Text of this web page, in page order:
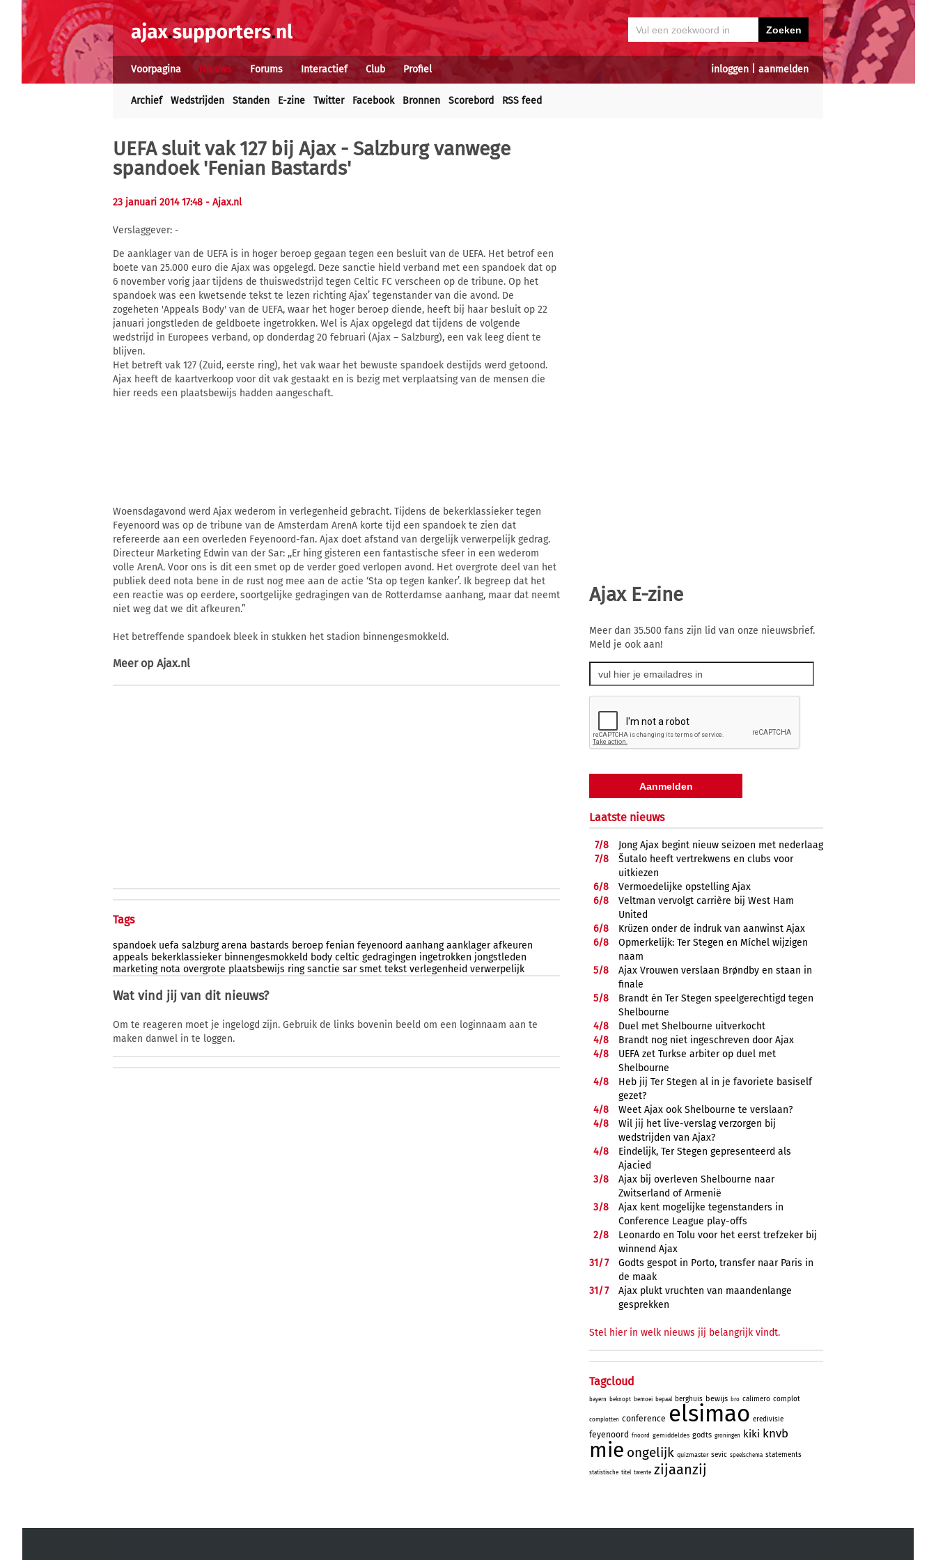
inloggen aanmelden
Voorpagina Nieuws Forums Interactief Club Profiel
Archief Wedstrijden Standen E-zine Twitter Facebook Bronnen Scorebord RSS feed
UEFA sluit vak 127 bij Ajax - Salzburg vanwege
spandoek 'Fenian Bastards'
23 januari 2014 17:48 - Ajax.nl
Verslaggever: -
De aanklager van de UEFA is in hoger beroep gegaan tegen een besluit van de UEFA. Het betrof een
boete van 25.000 euro die Ajax was opgelegd. Deze sanctie hield verband met een spandoek dat op
6 november vorig jaar tijdens de thuiswedstrijd tegen Celtic FC verscheen op de tribune. Op het
spandoek was een kwetsende tekst te lezen richting Ajax’ tegenstander van die avond. De
zogeheten 'Appeals Body' van de UEFA, waar het hoger beroep diende, heeft bij haar besluit op 22
januari jongstleden de geldboete ingetrokken. Wel is Ajax opgelegd dat tijdens de volgende
wedstrijd in Europees verband, op donderdag 20 februari (Ajax – Salzburg), een vak leeg dient te
blijven.
Het betreft vak 127 (Zuid, eerste ring), het vak waar het bewuste spandoek destijds werd getoond.
Ajax heeft de kaartverkoop voor dit vak gestaakt en is bezig met verplaatsing van de mensen die
hier reeds een plaatsbewijs hadden aangeschaft.
Woensdagavond werd Ajax wederom in verlegenheid gebracht. Tijdens de bekerklassieker tegen
Feyenoord was op de tribune van de Amsterdam ArenA korte tijd een spandoek te zien dat
refereerde aan een overleden Feyenoord-fan. Ajax doet afstand van dergelijk verwerpelijk gedrag.
Directeur Marketing Edwin van der Sar: ,,Er hing gisteren een fantastische sfeer in een wederom
volle ArenA. Voor ons is dit een smet op de verder goed verlopen avond. Het overgrote deel van het
publiek deed nota bene in de rust nog mee aan de actie ‘Sta op tegen kanker’. Ik begreep dat het
een reactie was op eerdere, soortgelijke gedragingen van de Rotterdamse aanhang, maar dat neemt
niet weg dat we dit afkeuren.”
Het betreffende spandoek bleek in stukken het stadion binnengesmokkeld.
Meer op Ajax.nl
Tags
spandoek uefa salzburg arena bastards beroep fenian feyenoord aanhang aanklager afkeuren
appeals bekerklassieker binnengesmokkeld body celtic gedragingen ingetrokken jongstleden
marketing nota overgrote plaatsbewijs ring sanctie sar smet tekst verlegenheid verwerpelijk
Wat vind jij van dit nieuws?
Om te reageren moet je ingelogd zijn. Gebruik de links bovenin beeld om een loginnaam aan te
maken danwel in te loggen.
Ajax E-zine
Meer dan 35.500 fans zijn lid van onze nieuwsbrief.
Meld je ook aan!
Laatste nieuws
7/8
Jong Ajax begint nieuw seizoen met nederlaag
7/8
Šutalo heeft vertrekwens en clubs voor
uitkiezen
6/8
Vermoedelijke opstelling Ajax
6/8
Veltman vervolgt carrière bij West Ham
United
6/8
Krüzen onder de indruk van aanwinst Ajax
6/8
Opmerkelijk: Ter Stegen en Míchel wijzigen
naam
5/8
Ajax Vrouwen verslaan Brøndby en staan in
finale
5/8
Brandt én Ter Stegen speelgerechtigd tegen
Shelbourne
4/8
Duel met Shelbourne uitverkocht
4/8
Brandt nog niet ingeschreven door Ajax
4/8
UEFA zet Turkse arbiter op duel met
Shelbourne
4/8
Heb jij Ter Stegen al in je favoriete basiself
gezet?
4/8
Weet Ajax ook Shelbourne te verslaan?
4/8
Wil jij het live-verslag verzorgen bij
wedstrijden van Ajax?
4/8
Eindelijk, Ter Stegen gepresenteerd als
Ajacied
3/8
Ajax bij overleven Shelbourne naar
Zwitserland of Armenië
3/8
Ajax kent mogelijke tegenstanders in
Conference League play-offs
2/8
Leonardo en Tolu voor het eerst trefzeker bij
winnend Ajax
31/7
Godts gespot in Porto, transfer naar Paris in
de maak
31/7
Ajax plukt vruchten van maandenlange
gesprekken
Stel hier in welk nieuws jij belangrijk vindt.
Tagcloud
bayern beknopt bemoei bepaal berghuis bewijs bro calimero complot
complotten conference elsimao eredivisie
feyenoord fnoord gemiddeldes godts groningen kiki knvb
mie ongelijk quizmaster sevic speelschema statements
statistische titel twente zijaanzij